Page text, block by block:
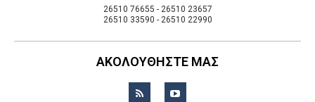
26510 76655 - 26510 23657
26510 33590 - 26510 22990
ΑΚΟΛΟΥΘΗΣΤΕ ΜΑΣ